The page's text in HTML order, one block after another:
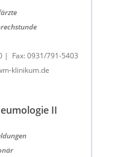
| Fax: 0931/791-5403
klinikum.de
II